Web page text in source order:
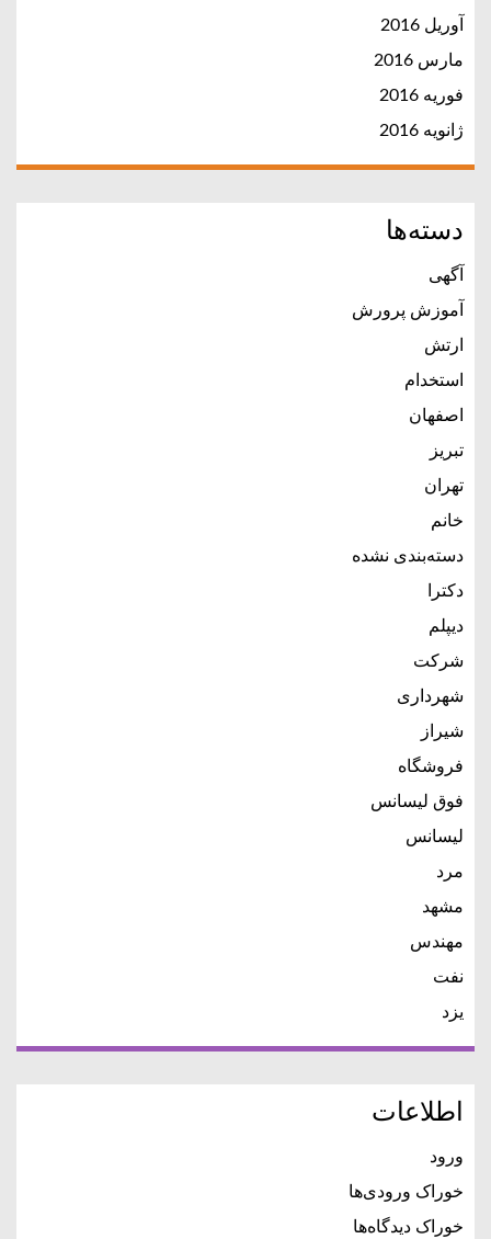
آوریل 2016
مارس 2016
فوریه 2016
ژانویه 2016
دسته‌ها
آگهی
آموزش پرورش
ارتش
استخدام
اصفهان
تبریز
تهران
خانم
دسته‌بندی نشده
دکترا
دیپلم
شرکت
شهرداری
شیراز
فروشگاه
فوق لیسانس
لیسانس
مرد
مشهد
مهندس
نفت
یزد
اطلاعات
ورود
خوراک ورودی‌ها
خوراک دیدگاه‌ها